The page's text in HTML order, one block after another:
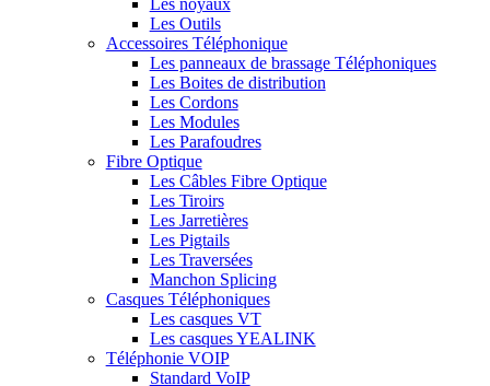
Les noyaux
Les Outils
Accessoires Téléphonique
Les panneaux de brassage Téléphoniques
Les Boites de distribution
Les Cordons
Les Modules
Les Parafoudres
Fibre Optique
Les Câbles Fibre Optique
Les Tiroirs
Les Jarretières
Les Pigtails
Les Traversées
Manchon Splicing
Casques Téléphoniques
Les casques VT
Les casques YEALINK
Téléphonie VOIP
Standard VoIP